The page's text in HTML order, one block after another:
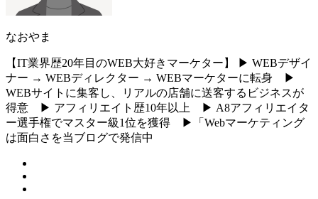
なおやま
【IT業界歴20年目のWEB大好きマーケター】 ▶︎ WEBデザイ
ナー → WEBディレクター → WEBマーケターに転身 ▶︎
WEBサイトに集客し、リアルの店舗に送客するビジネスが
得意 ▶︎ アフィリエイト歴10年以上 ▶︎ A8アフィリエイタ
ー選手権でマスター級1位を獲得 ▶︎「Webマーケティング
は面白さを当ブログで発信中